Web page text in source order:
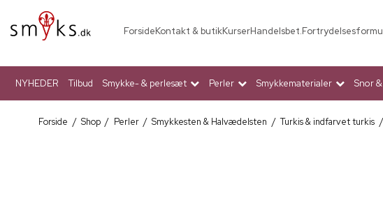
ForsideKontakt & butikKurserHandelsbet.
NYHEDER Tilbud Smykke- & perlesæt Perler Smykkematerialer Snor
Forside / Shop / Perler / Smykkesten & Halvædelsten / Turkis & indfarvet turkis /